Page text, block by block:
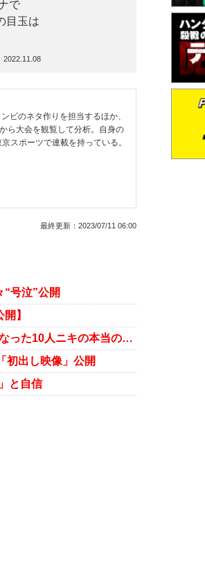
で
目玉は
2022.11.08
ビのネタ作りを担当するほか、
ら大会を観覧して分析。自身の
スポーツで連載を持っている。
最終更新： 2023/07/11 06:00
号泣”公開
】
朝倉未来「BreakingDown」で、強烈なフリオチで顔になった10人ニキの本当のおもしろさ
出し映像」公開
と自信